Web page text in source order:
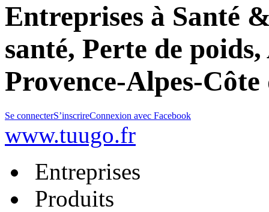
Entreprises à Santé
santé, Perte de
Provence-Alpes-
Se connecterS’inscrireConnexion avec Facebook
www.tuugo.fr
Entreprises
Produits